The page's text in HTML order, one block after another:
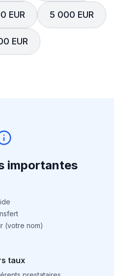
EUR 5 000 EUR
EUR
importantes
(votre nom)
taux